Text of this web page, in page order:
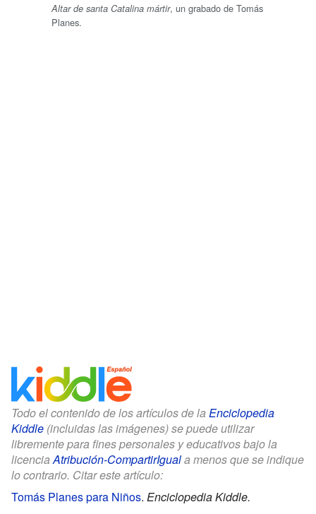
Altar de santa Catalina mártir, un grabado de Tomás
Planes.
Todo el contenido de los artículos de la Enciclopedia
Kiddle (incluidas las imágenes) se puede utilizar
libremente para fines personales y educativos bajo la
licencia Atribución-CompartirIguala menos que se indique
lo contrario. Citar este artículo:
Tomás Planes para Niños. Enciclopedia Kiddle.